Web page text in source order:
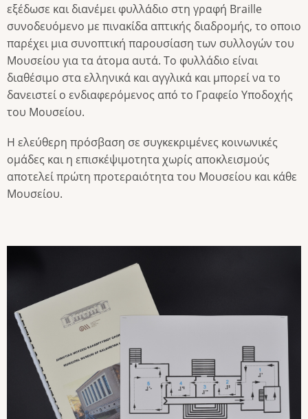
εξέδωσε και διανέμει φυλλάδιο στη γραφή Braille
συνοδευόμενο με πινακίδα απτικής διαδρομής, το οποιο
παρέχει μια συνοπτική παρουσίαση των συλλογών του
Μουσείου για τα άτομα αυτά. Το φυλλάδιο είναι
διαθέσιμο στα ελληνικά και αγγλικά και μπορεί να το
δανειστεί ο ενδιαφερόμενος από το Γραφείο Υποδοχής
του Μουσείου.
Η ελεύθερη πρόσβαση σε συγκεκριμένες κοινωνικές
ομάδες και η επισκέψιμοτητα χωρίς αποκλεισμούς
αποτελεί πρώτη προτεραιότητα του Μουσείου και κάθε
Μουσείου.